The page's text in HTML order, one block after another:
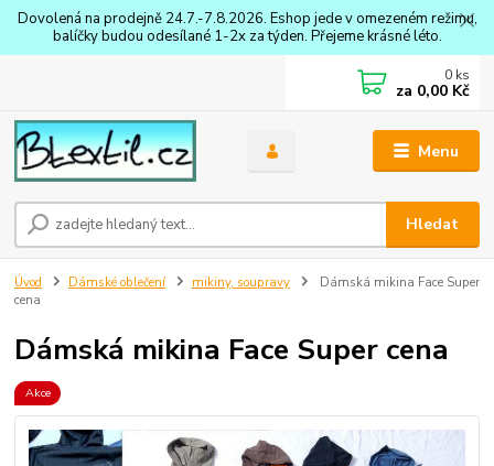
Dovolená na prodejně 24.7.-7.8.2026. Eshop jede v omezeném režimu,
balíčky budou odesílané 1-2x za týden. Přejeme krásné léto.
Menu
Hledat
0 ks
za 0,00 Kč
Úvod Dámské oblečení mikiny, soupravy
Dámská mikina Face Super
cena
Dámská mikina Face Super cena
Akce